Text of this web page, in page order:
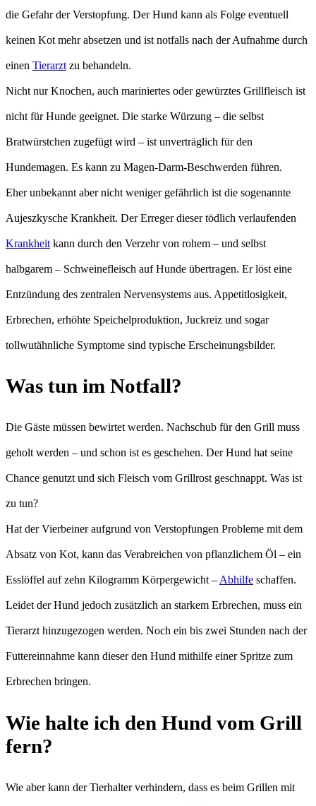
die Gefahr der Verstopfung. Der Hund kann als Folge eventuell
keinen Kot mehr absetzen und ist notfalls nach der Aufnahme durch
einen Tierarzt zu behandeln.
Nicht nur Knochen, auch mariniertes oder gewürztes Grillfleisch ist
nicht für Hunde geeignet. Die starke Würzung – die selbst
Bratwürstchen zugefügt wird – ist unverträglich für den
Hundemagen. Es kann zu Magen-Darm-Beschwerden führen.
Eher unbekannt aber nicht weniger gefährlich ist die sogenannte
Aujeszkysche Krankheit. Der Erreger dieser tödlich verlaufenden
Krankheit kann durch den Verzehr von rohem – und selbst
halbgarem – Schweinefleisch auf Hunde übertragen. Er löst eine
Entzündung des zentralen Nervensystems aus. Appetitlosigkeit,
Erbrechen, erhöhte Speichelproduktion, Juckreiz und sogar
tollwutähnliche Symptome sind typische Erscheinungsbilder.
Was tun im Notfall?
Die Gäste müssen bewirtet werden. Nachschub für den Grill muss
geholt werden – und schon ist es geschehen. Der Hund hat seine
Chance genutzt und sich Fleisch vom Grillrost geschnappt. Was ist
zu tun?
Hat der Vierbeiner aufgrund von Verstopfungen Probleme mit dem
Absatz von Kot, kann das Verabreichen von pflanzlichem Öl – ein
Esslöffel auf zehn Kilogramm Körpergewicht – Abhilfe schaffen.
Leidet der Hund jedoch zusätzlich an starkem Erbrechen, muss ein
Tierarzt hinzugezogen werden. Noch ein bis zwei Stunden nach der
Futtereinnahme kann dieser den Hund mithilfe einer Spritze zum
Erbrechen bringen.
Wie halte ich den Hund vom Grill
fern?
Wie aber kann der Tierhalter verhindern, dass es beim Grillen mit